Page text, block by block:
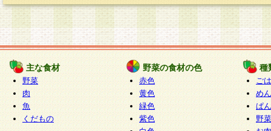
主な食材
野菜
肉
魚
くだもの
野菜の食材の色
赤色
黄色
緑色
紫色
種
ご
めん
ぱん
野